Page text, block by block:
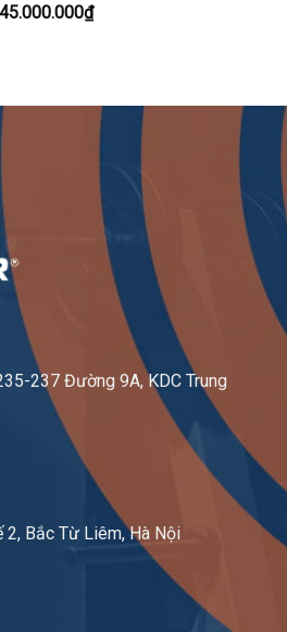
45.000.000₫
237 Đường 9A, KDC Trung
2, Bắc Từ Liêm, Hà Nội